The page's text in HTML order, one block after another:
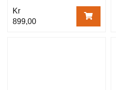
Kr
899,00